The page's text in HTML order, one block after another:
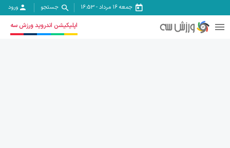
جمعه ۱۶ مرداد -
16:53 جستجو ورود
اپلیکیشن اندروید ورزش سه